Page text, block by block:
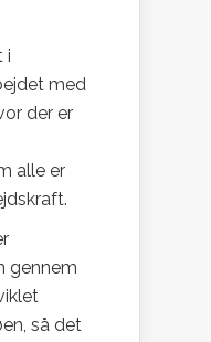
i
med
der er
alle er
gennem
så det